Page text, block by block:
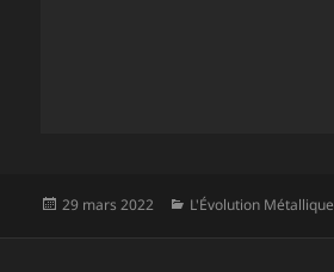
Publié
29 mars 2022 Catégories
L'Évolution Métallique